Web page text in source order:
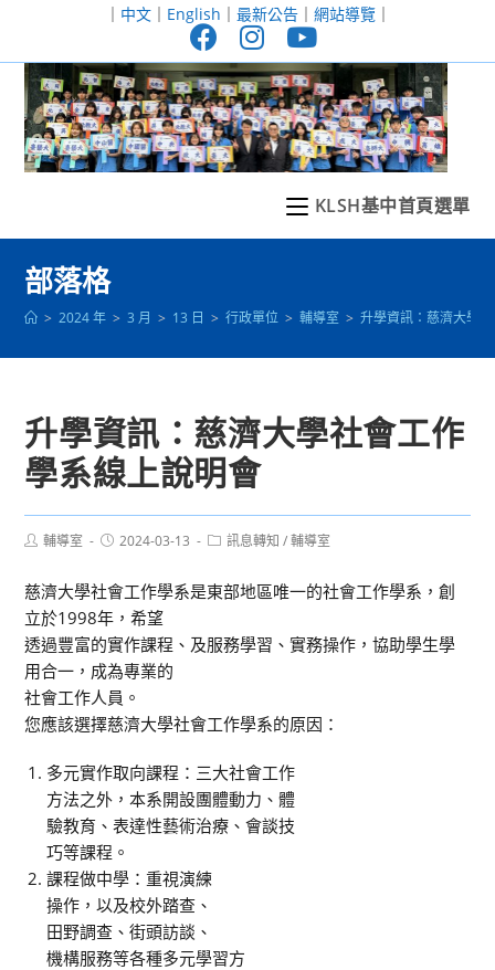
至
｜ 中文｜ English ｜ 最新公告｜ 網站導覽｜
KLSH基中首頁選單
部落格
> 2024 年 > 3 月 > 13 日 > 行政單位 > 輔導室 > 升學資訊：慈濟大學
升學資訊：慈濟大學社會工作
學系線上說明會
Post輔導室
Post2024-03-13
Post訊息轉知 / 輔導室
慈濟大學社會工作學系是東部地區唯一的社會工作學系，創
立於1998年，希望
透過豐富的實作課程、及服務學習、實務操作，協助學生學
用合一，成為專業的
社會工作人員。
您應該選擇慈濟大學社會工作學系的原因：
多元實作取向課程：三大社會工作
方法之外，本系開設團體動力、體
驗教育、表達性藝術治療、會談技
巧等課程。
課程做中學：重視演練
操作，以及校外踏查、
田野調查、街頭訪談、
機構服務等各種多元學習方